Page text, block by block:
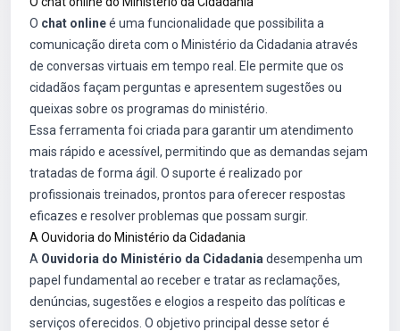
O chat onlineé uma funcionalidade que possibilita a
comunicação direta com o Ministério da Cidadania através
de conversas virtuais em tempo real. Ele permite que os
cidadãos façam perguntas e apresentem sugestões ou
queixas sobre os programas do ministério.
Essa ferramenta foi criada para garantir um atendimento
mais rápido e acessível, permitindo que as demandas sejam
tratadas de forma ágil. O suporte é realizado por
profissionais treinados, prontos para oferecer respostas
eficazes e resolver problemas que possam surgir.
A Ouvidoria do Ministério da Cidadania
A Ouvidoria do Ministério da Cidadania desempenha um
papel fundamental ao receber e tratar as reclamações,
denúncias, sugestões e elogios a respeito das políticas e
serviços oferecidos. O objetivo principal desse setor é